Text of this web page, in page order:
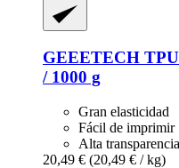
GEEETECH
/ 1000 g
Gran elasticidad
Fácil de imprimir
Alta transparencia
20,49 € (20,49 € / kg)